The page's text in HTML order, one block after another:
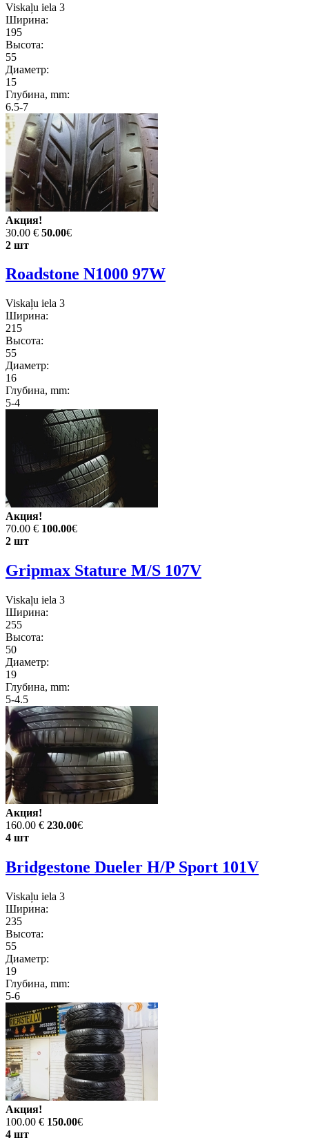
Viskaļu iela 3
Ширина:
195
Высота:
55
Диаметр:
15
Глубина, mm:
6.5-7
Акция!
30.00 € 50.00€
2 шт
Roadstone N1000 97W
Viskaļu iela 3
Ширина:
215
Высота:
55
Диаметр:
16
Глубина, mm:
5-4
Акция!
70.00 € 100.00€
2 шт
Gripmax Stature M/S 107V
Viskaļu iela 3
Ширина:
255
Высота:
50
Диаметр:
19
Глубина, mm:
5-4.5
Акция!
160.00 € 230.00€
4 шт
Bridgestone Dueler H/P Sport 101V
Viskaļu iela 3
Ширина:
235
Высота:
55
Диаметр:
19
Глубина, mm:
5-6
Акция!
100.00 € 150.00€
4 шт